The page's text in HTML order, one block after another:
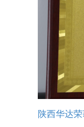
陕西华达